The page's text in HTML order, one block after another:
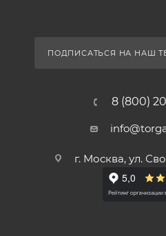
ПОДПИСАТЬСЯ НА НАШ
8 (800)
г. Москва, ул.